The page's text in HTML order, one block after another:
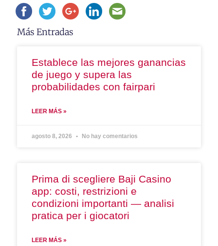
Más Entradas
Establece las mejores ganancias
de juego y supera las
probabilidades con fairpari
LEER MÁS »
agosto 8, 2026 No hay comentarios
Prima di scegliere Baji Casino
app: costi, restrizioni e
condizioni importanti — analisi
pratica per i giocatori
LEER MÁS »